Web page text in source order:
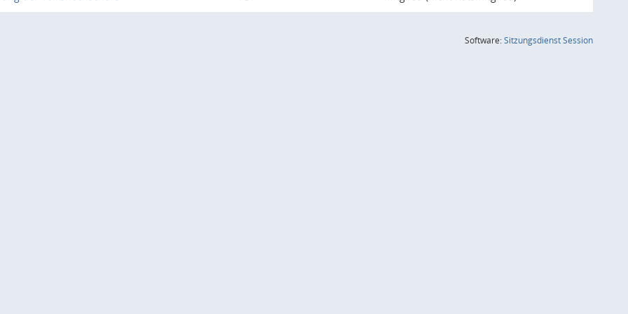
Software:SitzungsdienstSession(Wird in